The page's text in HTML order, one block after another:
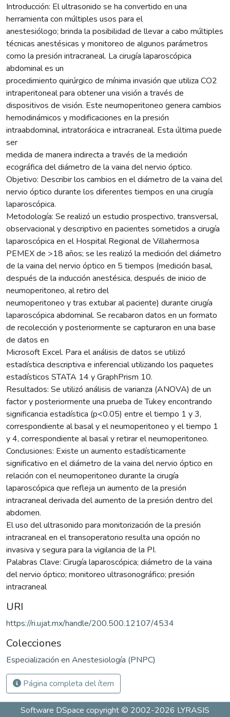
Introducción: El ultrasonido se ha convertido en una
herramienta con múltiples usos para el
anestesiólogo; brinda la posibilidad de llevar a cabo múltiples
técnicas anestésicas y monitoreo de algunos parámetros
como la presión intracraneal. La cirugía laparoscópica
abdominal es un
procedimiento quirúrgico de mínima invasión que utiliza CO2
intraperitoneal para obtener una visión a través de
dispositivos de visión. Este neumoperitoneo genera cambios
hemodinámicos y modificaciones en la presión
intraabdominal, intratorácica e intracraneal. Esta última puede
ser
medida de manera indirecta a través de la medición
ecográfica del diámetro de la vaina del nervio óptico.
Objetivo: Describir los cambios en el diámetro de la vaina del
nervio óptico durante los diferentes tiempos en una cirugía
laparoscópica.
Metodología: Se realizó un estudio prospectivo, transversal,
observacional y descriptivo en pacientes sometidos a cirugía
laparoscópica en el Hospital Regional de Villahermosa
PEMEX de >18 años; se les realizó la medición del diámetro
de la vaina del nervio óptico en 5 tiempos (medición basal,
después de la inducción anestésica, después de inicio de
neumoperitoneo, al retiro del
neumoperitoneo y tras extubar al paciente) durante cirugía
laparoscópica abdominal. Se recabaron datos en un formato
de recolección y posteriormente se capturaron en una base
de datos en
Microsoft Excel. Para el análisis de datos se utilizó
estadística descriptiva e inferencial utilizando los paquetes
estadísticos STATA 14 y GraphPrism 10.
Resultados: Se utilizó análisis de varianza (ANOVA) de un
factor y posteriormente una prueba de Tukey encontrando
significancia estadística (p<0.05) entre el tiempo 1 y 3,
correspondiente al basal y el neumoperitoneo y el tiempo 1
y 4, correspondiente al basal y retirar el neumoperitoneo.
Conclusiones: Existe un aumento estadísticamente
significativo en el diámetro de la vaina del nervio óptico en
relación con el neumoperitoneo durante la cirugía
laparoscópica que refleja un aumento de la presión
intracraneal derivada del aumento de la presión dentro del
abdomen.
El uso del ultrasonido para monitorización de la presión
intracraneal en el transoperatorio resulta una opción no
invasiva y segura para la vigilancia de la PI.
Palabras Clave: Cirugía laparoscópica; diámetro de la vaina
del nervio óptico; monitoreo ultrasonográfico; presión
intracraneal
URI
https://ri.ujat.mx/handle/200.500.12107/4534
Colecciones
Especialización en Anestesiología (PNPC)
Página completa del ítem
Software DSpace copyright © 2002-2026 LYRASIS